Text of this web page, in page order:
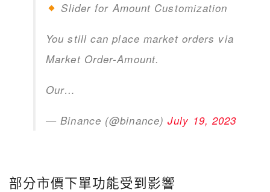
Slider for Amount Customization
You still can place market orders via
Market Order-Amount.
Our…
— Binance (@binance)July 19, 2023
部分市價下單功能受到影響